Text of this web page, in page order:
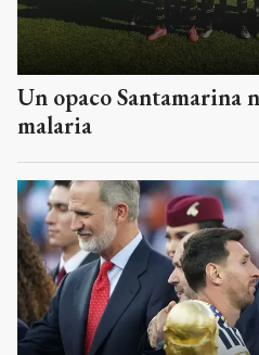
Un opaco Santamarina
malaria